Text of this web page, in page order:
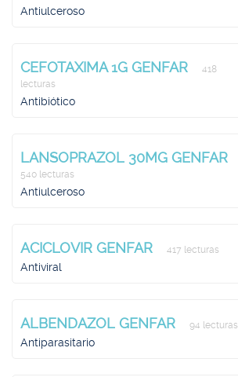
Antiulceroso
CEFOTAXIMA 1G GENFAR
418
lecturas
Antibiótico
LANSOPRAZOL 30MG GENFAR
540 lecturas
Antiulceroso
ACICLOVIR GENFAR 417 lecturas
Antiviral
ALBENDAZOL GENFAR 94 lecturas
Antiparasitario